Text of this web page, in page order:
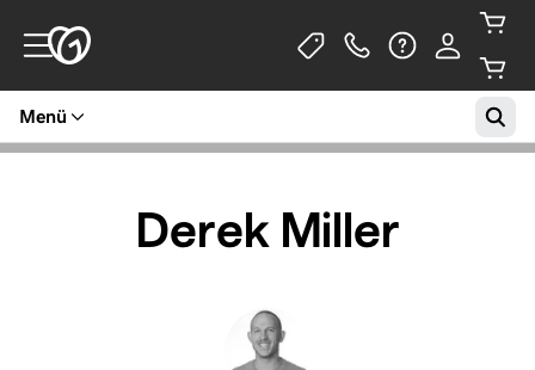
Menü
Derek Miller